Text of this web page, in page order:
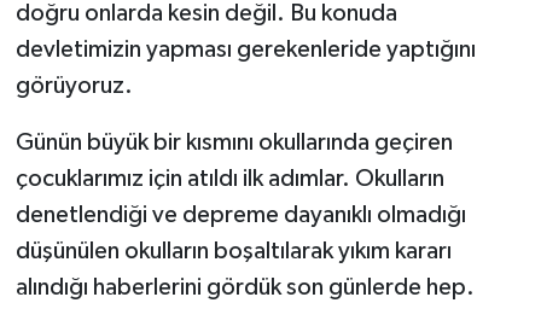
doğru onlarda kesin değil. Bu konuda
devletimizin yapması gerekenleride yaptığını
görüyoruz.
Günün büyük bir kısmını okullarında geçiren
çocuklarımız için atıldı ilk adımlar. Okulların
denetlendiği ve depreme dayanıklı olmadığı
düşünülen okulların boşaltılarak yıkım kararı
alındığı haberlerini gördük son günlerde hep.